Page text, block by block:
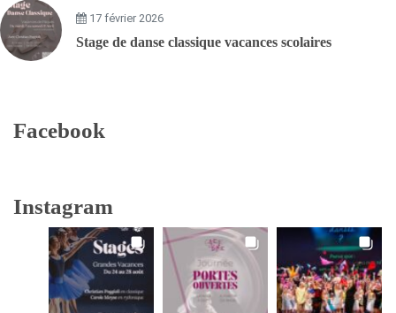
17 février 2026
Stage de danse classique vacances scolaires
Facebook
Instagram